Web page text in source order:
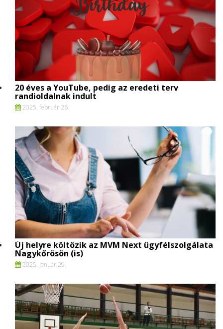
20 éves a YouTube, pedig az eredeti terv
randioldalnak indult
2025. február 26.
Új helyre költözik az MVM Next ügyfélszolgálata
Nagykőrösön (is)
2025. január 29.